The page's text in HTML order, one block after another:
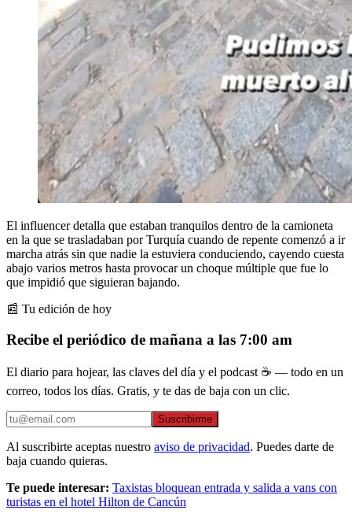
El influencer detalla que estaban tranquilos dentro de la camioneta
en la que se trasladaban por Turquía cuando de repente comenzó a ir
marcha atrás sin que nadie la estuviera conduciendo, cayendo cuesta
abajo varios metros hasta provocar un choque múltiple que fue lo
que impidió que siguieran bajando.
📰 Tu edición de hoy
Recibe el periódico de mañana a las 7:00 am
El diario para hojear, las claves del día y el podcast ☕ — todo en un
correo, todos los días. Gratis, y te das de baja con un clic.
Suscribirme
Al suscribirte aceptas nuestro aviso de privacidad. Puedes darte de
baja cuando quieras.
Te puede interesar: Taxistas bloquean entrada y salida a vans con
turistas en el hotel Hilton de Cancún